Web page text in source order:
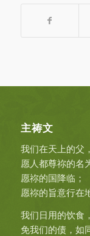
主祷文
我们在天上的父，
愿人都尊祢的名
愿祢的国降临；
愿祢的旨意行在
我们日用的饮食
免我们的债，如